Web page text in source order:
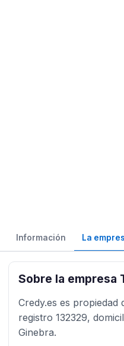
Información La
Sobre la empresa
Credy.es es
registro 132329,
Ginebra.